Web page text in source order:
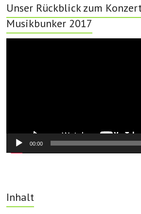
Unser Rückblick zum
Musikbunker 2017
00:00
Inhalt